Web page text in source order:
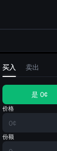
买入 卖出
是 0¢
价格
份额